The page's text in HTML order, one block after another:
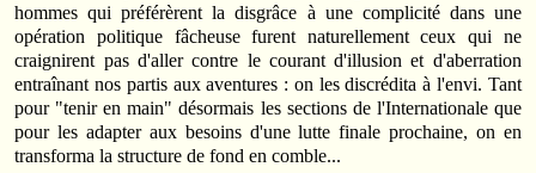
hommes qui préférèrent la disgrâce à une complicité dans une
opération politique fâcheuse furent naturellement ceux qui ne
craignirent pas d'aller contre le courant d'illusion et d'aberration
entraînant nos partis aux aventures : on les discrédita à l'envi. Tant
pour "tenir en main" désormais les sections de l'Internationale que
pour les adapter aux besoins d'une lutte finale prochaine, on en
transforma la structure de fond en comble...